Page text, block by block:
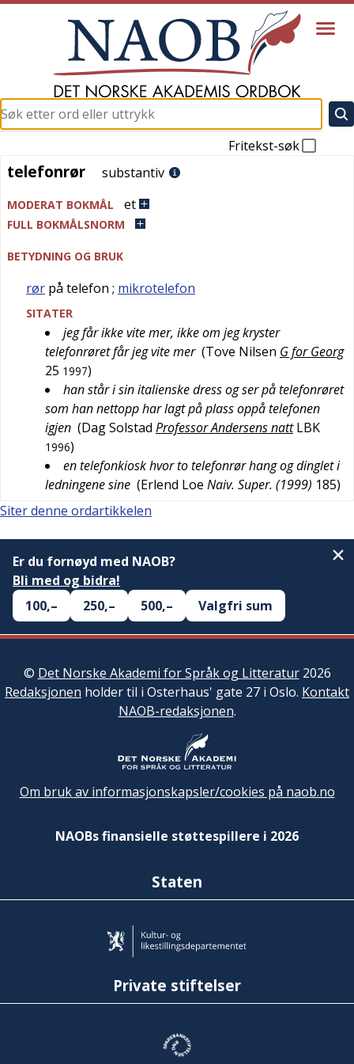
Fritekst-søk
telefonrør
telefonrør substantiv
MODERAT BOKMÅL et
FULL BOKMÅLSNORM
BETYDNING OG BRUK
rør på telefon ; mikrotelefon
SITATER
jeg får ikke vite mer, ikke om jeg kryster
telefonrøret får jeg vite mer (Tove Nilsen G for Georg
25 1997)
han står i sin italienske dress og ser på telefonrøret
som han nettopp har lagt på plass oppå telefonen
igjen (Dag Solstad Professor Andersens natt LBK
1996)
en telefonkiosk hvor to telefonrør hang og dinglet i
ledningene sine (Erlend Loe Naiv. Super. (1999) 185)
Siter denne ordartikkelen
Er du fornøyd med NAOB?
Bli med og bidra!
100,–
250,– 500,– Valgfri sum
© Det Norske Akademi for Språk og Litteratur2026
Redaksjonen holder til i Osterhaus' gate 27 i Oslo. Kontakt
NAOB-redaksjonen.
Om bruk av informasjonskapsler/cookies på naob.no
NAOBs finansielle støttespillere i 2026
Staten
Private stiftelser